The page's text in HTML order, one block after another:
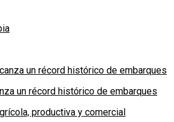
un récord histórico de embarques